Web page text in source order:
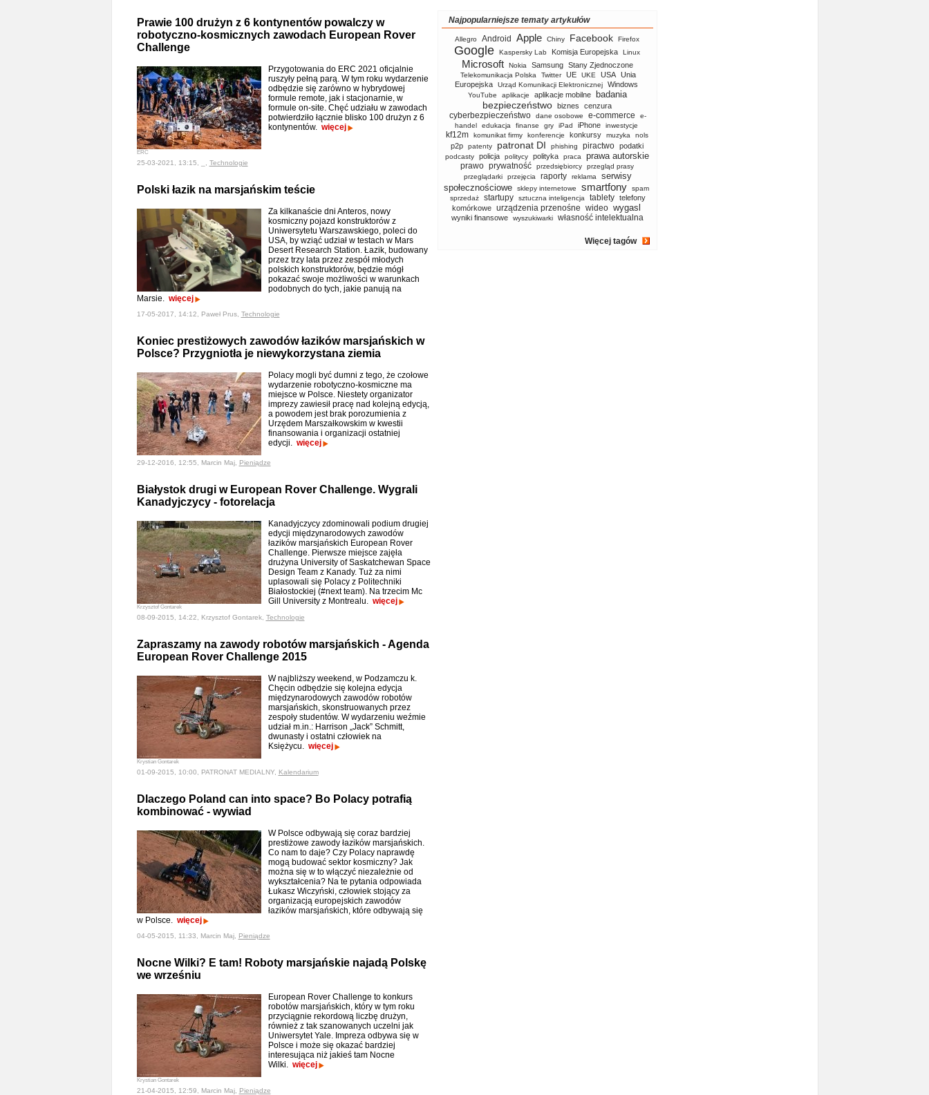
Prawie 100 drużyn z 6 kontynentów powalczy w
robotyczno-kosmicznych zawodach European Rover
Challenge
ERC
Przygotowania do ERC 2021 oficjalnie
ruszyły pełną parą. W tym roku wydarzenie
odbędzie się zarówno w hybrydowej
formule remote, jak i stacjonarnie, w
formule on-site. Chęć udziału w zawodach
potwierdziło łącznie blisko 100 drużyn z 6
kontynentów. więcej
25-03-2021, 13:15, _, Technologie
Polski łazik na marsjańskim teście
Za kilkanaście dni Anteros, nowy
kosmiczny pojazd konstruktorów z
Uniwersytetu Warszawskiego, poleci do
USA, by wziąć udział w testach w Mars
Desert Research Station. Łazik, budowany
przez trzy lata przez zespół młodych
polskich konstruktorów, będzie mógł
pokazać swoje możliwości w warunkach
podobnych do tych, jakie panują na
Marsie. więcej
17-05-2017, 14:12, Paweł Prus, Technologie
Koniec prestiżowych zawodów łazików marsjańskich w
Polsce? Przygniotła je niewykorzystana ziemia
Polacy mogli być dumni z tego, że czołowe
wydarzenie robotyczno-kosmiczne ma
miejsce w Polsce. Niestety organizator
imprezy zawiesił pracę nad kolejną edycją,
a powodem jest brak porozumienia z
Urzędem Marszałkowskim w kwestii
finansowania i organizacji ostatniej
edycji. więcej
29-12-2016, 12:55, Marcin Maj, Pieniądze
Białystok drugi w European Rover Challenge. Wygrali
Kanadyjczycy - fotorelacja
Krzysztof Gontarek
Kanadyjczycy zdominowali podium drugiej
edycji międzynarodowych zawodów
łazików marsjańskich European Rover
Challenge. Pierwsze miejsce zajęła
drużyna University of Saskatchewan Space
Design Team z Kanady. Tuż za nimi
uplasowali się Polacy z Politechniki
Białostockiej (#next team). Na trzecim Mc
Gill University z Montrealu. więcej
08-09-2015, 14:22, Krzysztof Gontarek, Technologie
Zapraszamy na zawody robotów marsjańskich - Agenda
European Rover Challenge 2015
Krystian Gontarek
W najbliższy weekend, w Podzamczu k.
Chęcin odbędzie się kolejna edycja
międzynarodowych zawodów robotów
marsjańskich, skonstruowanych przez
zespoły studentów. W wydarzeniu weźmie
udział m.in.: Harrison „Jack” Schmitt,
dwunasty i ostatni człowiek na
Księżycu. więcej
01-09-2015, 10:00, PATRONAT MEDIALNY, Kalendarium
Dlaczego Poland can into space? Bo Polacy potrafią
kombinować - wywiad
W Polsce odbywają się coraz bardziej
prestiżowe zawody łazików marsjańskich.
Co nam to daje? Czy Polacy naprawdę
mogą budować sektor kosmiczny? Jak
można się w to włączyć niezależnie od
wykształcenia? Na te pytania odpowiada
Łukasz Wiczyński, człowiek stojący za
organizacją europejskich zawodów
łazików marsjańskich, które odbywają się
w Polsce. więcej
04-05-2015, 11:33, Marcin Maj, Pieniądze
Nocne Wilki? E tam! Roboty marsjańskie najadą Polskę
we wrześniu
Krystian Gontarek
European Rover Challenge to konkurs
robotów marsjańskich, który w tym roku
przyciągnie rekordową liczbę drużyn,
również z tak szanowanych uczelni jak
Uniwersytet Yale. Impreza odbywa się w
Polsce i może się okazać bardziej
interesująca niż jakieś tam Nocne
Wilki. więcej
21-04-2015, 12:59, Marcin Maj, Pieniądze
Najpopularniejsze tematy artykułów
Allegro Android Apple Chiny Facebook Firefox
Google Kaspersky Lab Komisja Europejska Linux
Microsoft Nokia Samsung Stany Zjednoczone
Telekomunikacja Polska Twitter UE UKE USA
Unia
Europejska
Urząd Komunikacji Elektronicznej Windows
YouTube aplikacje aplikacje mobilne badania
bezpieczeństwo biznes cenzura
cyberbezpieczeństwo dane osobowe e-commerce
e-
handel
edukacja finanse gry iPad iPhone inwestycje
kf12m komunikat firmy konferencje konkursy muzyka nols
p2p patenty patronat DI phishing piractwo podatki
podcasty policja politycy polityka praca prawa autorskie
prawo prywatność przedsiębiorcy
przegląd prasy
przeglądarki
przejęcia raporty reklama
serwisy
społecznościowe
sklepy internetowe smartfony
spam
sprzedaż
startupy sztuczna inteligencja tablety telefony
komórkowe urządzenia przenośne wideo wygasl
wyniki finansowe wyszukiwarki własność intelektualna
Więcej tagów